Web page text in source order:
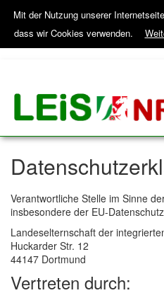
Mit der Nutzung unserer
dass wir Cookies verwenden.
Hauptinhalt
springen
Hilfsnavigation
springen
Landeselternschaft
der
integrierten
Schulen
Inhalt
Verantwortliche Stelle im Sinne
insbesondere der EU-
Landeselternschaft der
Huckarder Str. 12
44147 Dortmund
Vertreten durch: